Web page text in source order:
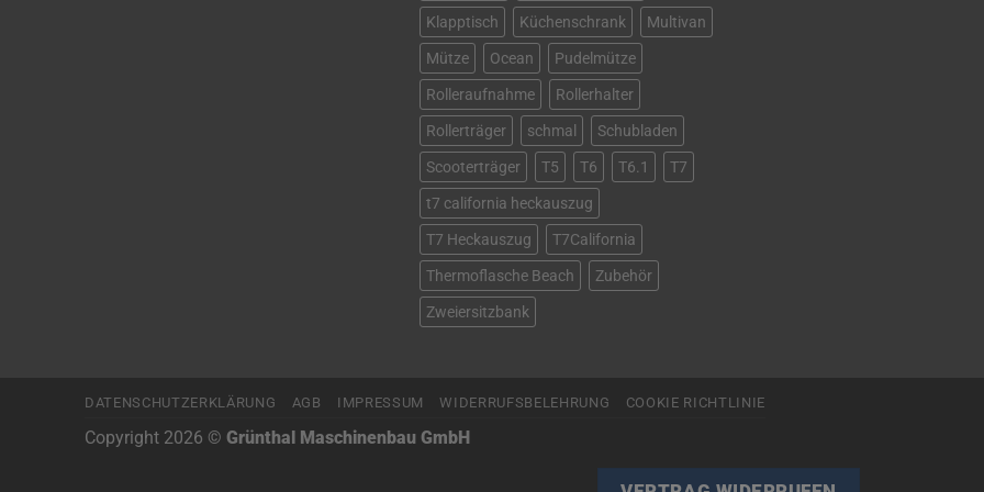
Klapptisch Küchenschrank Multivan
Mütze Ocean Pudelmütze
Rolleraufnahme Rollerhalter
Rollerträger schmal Schubladen
Scooterträger T5 T6 T6.1 T7
t7 california heckauszug
T7 Heckauszug T7California
Thermoflasche Beach Zubehör
Zweiersitzbank
DATENSCHUTZERKLÄRUNG AGB IMPRESSUM WIDERRUFSBELEHRUNG COOKIE RICHTLINIE
Copyright 2026 © Grünthal Maschinenbau GmbH